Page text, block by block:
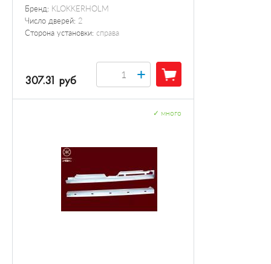
Бренд: KLOKKERHOLM
Число дверей: 2
Сторона установки: справа
307.31 руб +
много